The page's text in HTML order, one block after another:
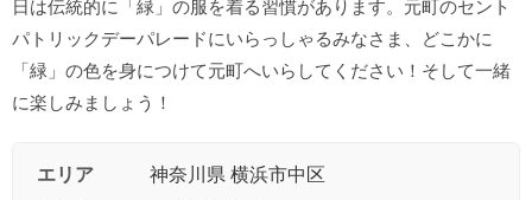
日は伝統的に「緑」の服を着る習慣があります。元町のセント
パトリックデーパレードにいらっしゃるみなさま、どこかに
「緑」の色を身につけて元町へいらしてください！そして一緒
に楽しみましょう！
エリア
神奈川県 横浜市中区